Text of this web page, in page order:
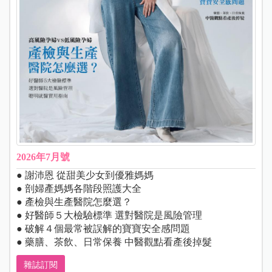
2026年7月號
● 謝沛恩 從甜美少女到優雅媽媽
● 剖婦產媽媽各階段照護大全
● 產檢與生產醫院怎麼選？
● 好醫師５大檢驗標準 選對醫院是風險管理
● 破解４個最常被誤解的寶寶安全感問題
● 藥膳、茶飲、日常保養 中醫觀點看產後掉髮
雜誌訂閱